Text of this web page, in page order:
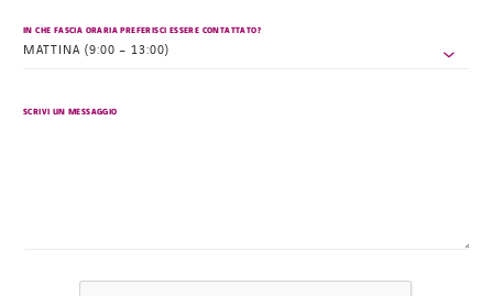
IN CHE FASCIA ORARIA PREFERISCI ESSERE CONTATTATO?
SCRIVI UN MESSAGGIO